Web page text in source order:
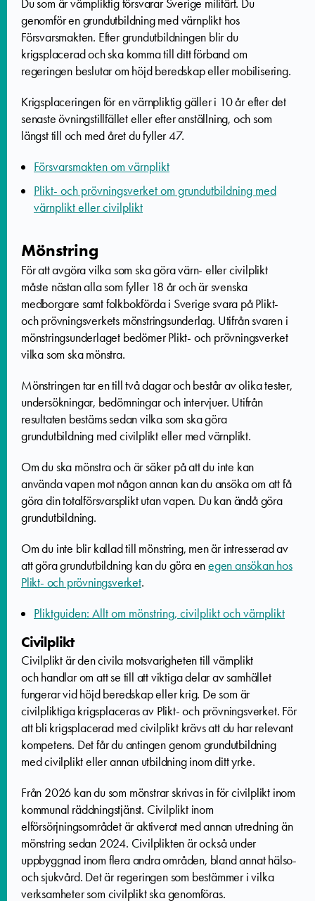
Du som är värnpliktig försvarar Sverige militärt. Du
genomför en grundutbildning med värnplikt hos
Försvarsmakten. Efter grundutbildningen blir du
krigsplacerad och ska komma till ditt förband om
regeringen beslutar om höjd beredskap eller mobilisering.
Krigsplaceringen för en värnpliktig gäller i 10 år efter det
senaste övningstillfället eller efter anställning, och som
längst till och med året du fyller 47.
Försvarsmakten om värnplikt
Plikt- och prövningsverket om grundutbildning med
värnplikt eller civilplikt
Mönstring
För att avgöra vilka som ska göra värn- eller civilplikt
måste nästan alla som fyller 18 år och är svenska
medborgare samt folkbokförda i Sverige svara på Plikt-
och prövningsverkets mönstringsunderlag. Utifrån svaren i
mönstringsunderlaget bedömer Plikt- och prövningsverket
vilka som ska mönstra.
Mönstringen tar en till två dagar och består av olika tester,
undersökningar, bedömningar och intervjuer. Utifrån
resultaten bestäms sedan vilka som ska göra
grundutbildning med civilplikt eller med värnplikt.
Om du ska mönstra och är säker på att du inte kan
använda vapen mot någon annan kan du ansöka om att få
göra din totalförsvarsplikt utan vapen. Du kan ändå göra
grundutbildning.
Om du inte blir kallad till mönstring, men är intresserad av
att göra grundutbildning kan du göra enegen ansökan hos
Plikt- och prövningsverket.
Pliktguiden: Allt om mönstring, civilplikt och värnplikt
Civilplikt
Civilplikt är den civila motsvarigheten till värnplikt
ochhandlar om att se till att viktiga delar av samhället
fungerar vid höjd beredskap eller krig. De som är
civilpliktiga krigsplaceras av Plikt- och prövningsverket. För
att bli krigsplacerad med civilplikt krävs att du har relevant
kompetens. Det får du antingen genom grundutbildning
med civilplikt eller annan utbildning inom ditt yrke.
Från 2026 kan du som mönstrar skrivas in för civilplikt inom
kommunal räddningstjänst. Civilplikt inom
elförsörjningsområdet är aktiverat med annan utredning än
mönstring sedan 2024. Civilplikten är också under
uppbyggnad inom flera andra områden, bland annat hälso-
och sjukvård. Det är regeringen som bestämmer i vilka
verksamheter som civilplikt ska genomföras.